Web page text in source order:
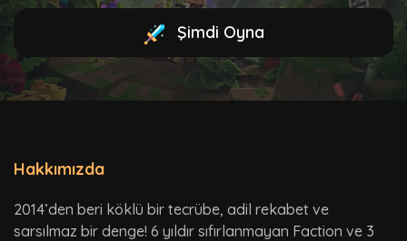
Şimdi Oyna
Hakkımızda
2014’den beri köklü bir tecrübe, adil rekabet ve
sarsılmaz bir denge! 6 yıldır sıfırlanmayan Faction ve 3